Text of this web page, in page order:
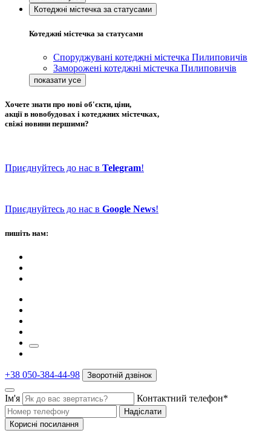
Котеджні містечка за статусами
Котеджні містечка за статусами
Споруджувані котеджні містечка Пилиповичів
Заморожені котеджні містечка Пилиповичів
Хочете знати про нові об'єкти, ціни,
акції в новобудовах і котеджних містечках,
свіжі новини першими?
Приєднуйтесь до нас в Telegram!
Приєднуйтесь до нас в Google News!
пишіть нам:
+38 050-384-44-98 Зворотній дзвінок
Ім'я Контактний телефон*
Надіслати
Корисні посилання